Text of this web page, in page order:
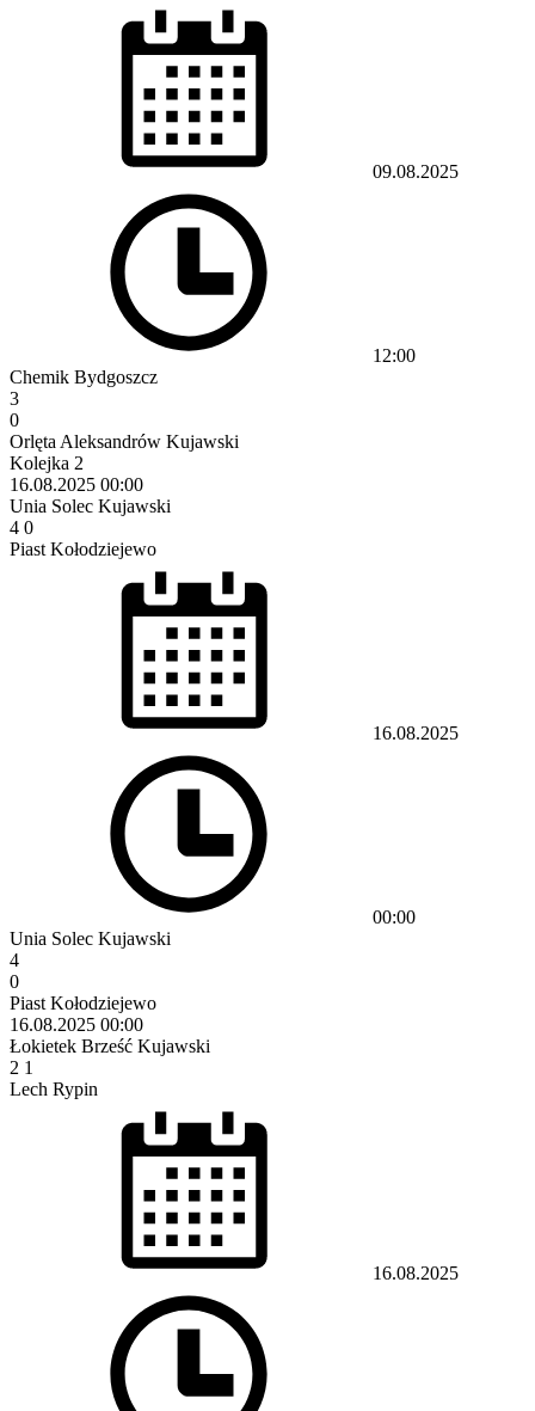
09.08.2025
12:00
Chemik Bydgoszcz
3
0
Orlęta Aleksandrów Kujawski
Kolejka 2
16.08.2025 00:00
Unia Solec Kujawski
4 0
Piast Kołodziejewo
16.08.2025
00:00
Unia Solec Kujawski
4
0
Piast Kołodziejewo
16.08.2025 00:00
Łokietek Brześć Kujawski
2 1
Lech Rypin
16.08.2025